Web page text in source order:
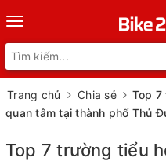
Toggle
navigation
Trang chủ Chia sẻ
Top
quan tâm tại thành phố Thủ
Top 7 trường tiểu